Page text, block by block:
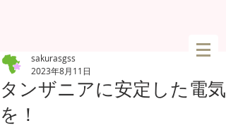
タンザニアに安定した電気
を！
sakurasgss
2023年8月11日